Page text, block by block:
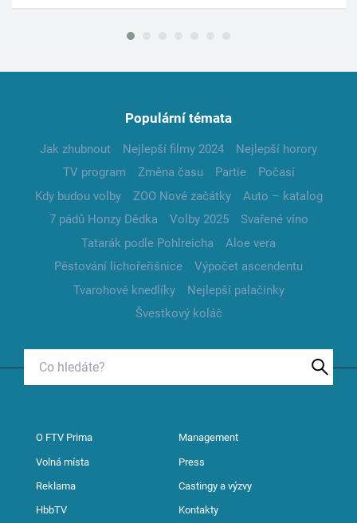
Populární témata
Jak zhubnout Nejlepší filmy 2024
Nejlepší horory
TV program
Změna času Partie
Počasí
Kdy budou volby
ZOO Nové začátky
Auto – katalog
7 pádů Honzy Dědka
Volby 2025
Svařené víno
Tatarák podle Pohlreicha
Aloe vera
Pěstování lichořeřišnice
Výpočet ascendentu
Tvarohové knedlíky
Nejlepší palačinky
Švestkový koláč
O FTV Prima Management
Volná místa Press
Reklama Castingy a výzvy
HbbTV Kontakty